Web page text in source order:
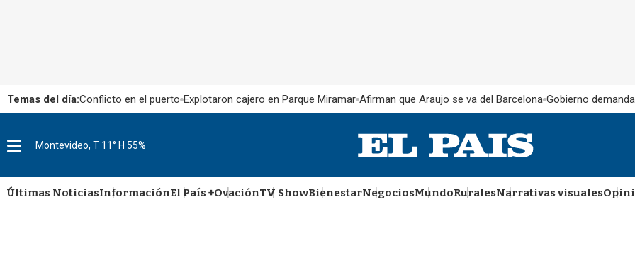
Temas del día:Conflicto en el puerto Explotaron cajero en Parque Miramar Afirman que Araujo se va del Barcelona Gobierno
M
u
Montevideo, T 11° H 55%
Últimas NoticiasInformaciónEl País +OvaciónTV ShowBienestarNegociosMundoRuralesNarrativas visuales